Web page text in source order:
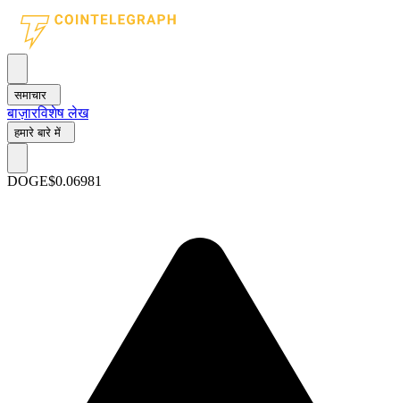
समाचार
बाज़ारविशेष लेख
हमारे बारे में
DOGE$0.06981